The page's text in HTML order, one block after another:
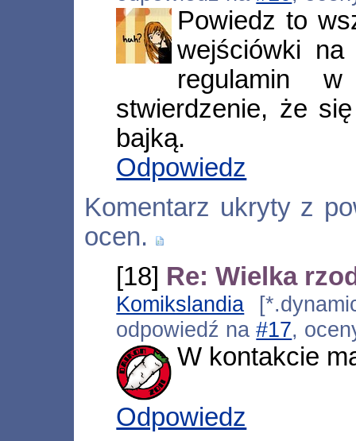
Powiedz to
wejściówki
regulamin
stwierdzenie, że
bajką.
Odpowiedz
Komentarz ukryty z
ocen.
[18] Re: Wielka
Komikslandia
odpowiedź na#17,
W kontakcie
Odpowiedz